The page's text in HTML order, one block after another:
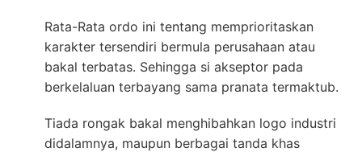
Rata-Rata ordo ini tentang memprioritaskan
karakter tersendiri bermula perusahaan atau
bakal terbatas. Sehingga si akseptor pada
berkelaluan terbayang sama pranata termaktub.
Tiada rongak bakal menghibahkan logo industri
didalamnya, maupun berbagai tanda khas